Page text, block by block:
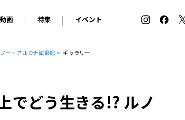
BMW
ルノー
アバルト
・ロメオ
動画
リジナル動画
特集
2026 サマータイヤ＆ホイール バイヤーズガイド
ホイールカタログ
タイヤ特集
イベント
ル・ボラン カーズ・ミート2026横浜
EV:LIFE KOBE 2025
ル・ボラン カーズ・ミート2025横浜
ー・アルカナ試乗記 ギャラリー
でどう生きる!? ルノ